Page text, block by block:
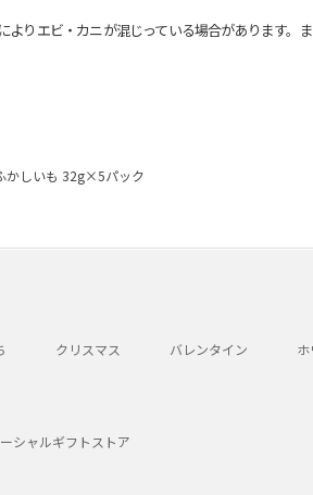
エビ・カニが混じっている場合があります。
かしいも 32g×5パック
クリスマス バレンタイン
シャルギフトストア